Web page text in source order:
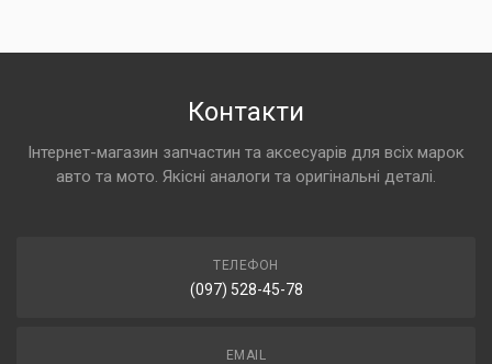
Контакти
Інтернет-магазин запчастин та аксесуарів для всіх марок
авто та мото. Якісні аналоги та оригінальні деталі.
ТЕЛЕФОН
(097) 528-45-78
EMAIL